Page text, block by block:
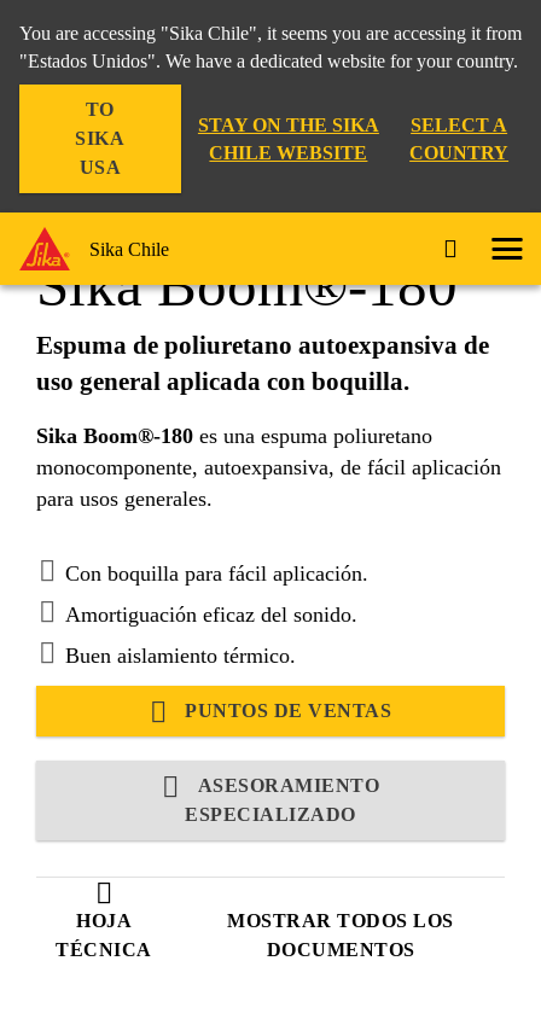
You are accessing "Sika Chile", it seems you are accessing it from
"Estados Unidos". We have a dedicated website for your country.
TO
SIKA
USA
STAY ON THE SIKA
CHILE WEBSITE
SELECT A
COUNTRY
Sika Chile
Construcción Sika Boom®-180
HOJA
TÉCNICA
MOSTRAR TODOS LOS
DOCUMENTOS
Sika Boom®-180
Espuma de poliuretano autoexpansiva de
uso general aplicada con boquilla.
Sika Boom®-180 es una espuma poliuretano
monocomponente, autoexpansiva, de fácil aplicación
para usos generales.
Con boquilla para fácil aplicación.
Amortiguación eficaz del sonido.
Buen aislamiento térmico.
PUNTOS DE VENTAS
ASESORAMIENTO
ESPECIALIZADO